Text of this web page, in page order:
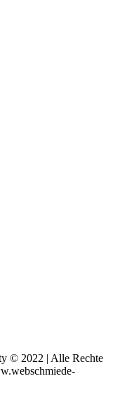
© 2022 | Alle Rechte